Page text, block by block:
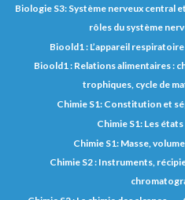
Biologie S3: Système nerveux central
rôles du système
Bioold1 : L’appareil
Bioold1 : Relations alimentaires :
trophiques, cycle de
Chimie S1: Constitution et
Chimie S1: Les
Chimie S1: Masse,
Chimie S2 : Instruments,